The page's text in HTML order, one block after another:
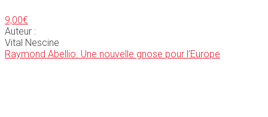
9,00€
Auteur :
Vital Nescine
Raymond Abellio. Une nouvelle gnose pour l’Europe